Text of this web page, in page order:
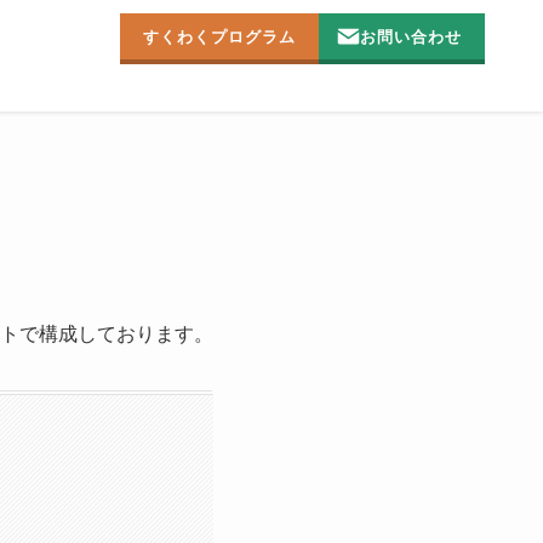
すくわくプログラム お問い合わせ
で構成しております。